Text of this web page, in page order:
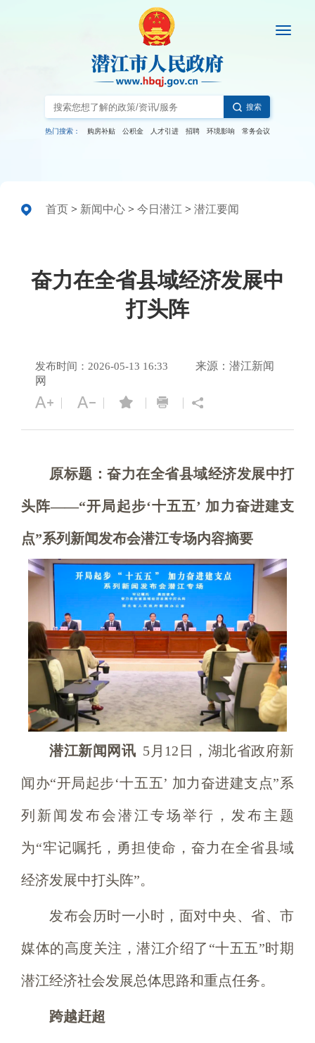
搜索
热门搜索： 购房补贴 公积金 人才引进 招聘 环境影响 常务会议
首页 > 新闻中心 > 今日潜江 > 潜江要闻
奋力在全省县域经济发展中
打头阵
发布时间：2026-05-13 16:33
来源：潜江新闻
网
原标题：奋力在全省县域经济发展中打
头阵——“开局起步‘十五五’ 加力奋进建支
点”系列新闻发布会潜江专场内容摘要
潜江新闻网讯 5月12日，湖北省政府新
闻办“开局起步‘十五五’ 加力奋进建支点”系
列新闻发布会潜江专场举行，发布主题
为“牢记嘱托，勇担使命，奋力在全省县域
经济发展中打头阵”。
发布会历时一小时，面对中央、省、市
媒体的高度关注，潜江介绍了“十五五”时期
潜江经济社会发展总体思路和重点任务。
跨越赶超